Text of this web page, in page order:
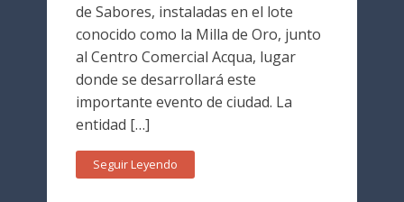
de Sabores, instaladas en el lote
conocido como la Milla de Oro, junto
al Centro Comercial Acqua, lugar
donde se desarrollará este
importante evento de ciudad. La
entidad […]
Seguir Leyendo